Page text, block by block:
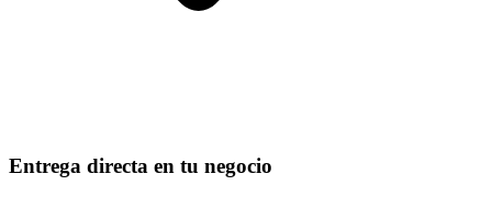
Entrega directa en tu negocio